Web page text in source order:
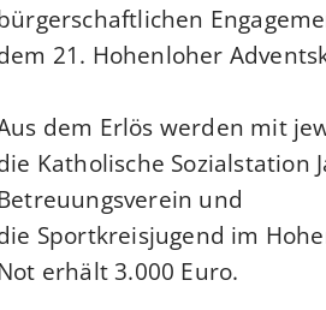
21. Hohenloher
dem Erlös werden mit
Katholische Sozialstation
und
Sportkreisjugend im
erhält 3.000 Euro.